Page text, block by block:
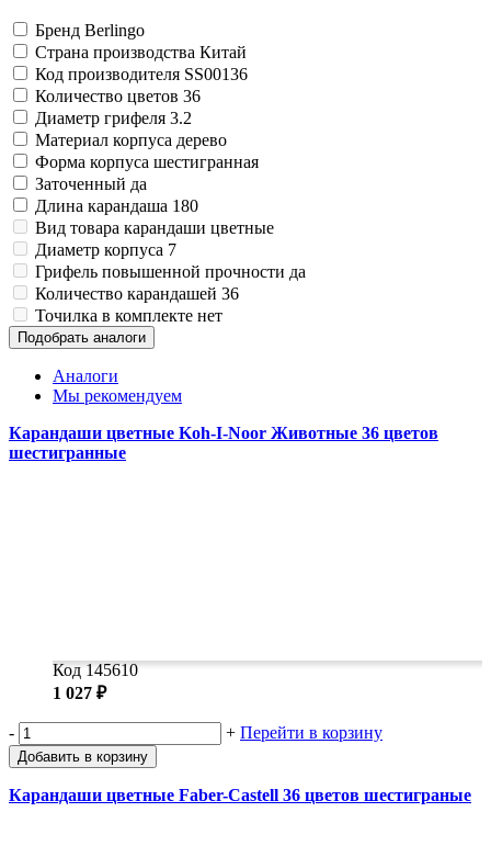
Бренд Berlingo
Страна производства Китай
Код производителя SS00136
Количество цветов 36
Диаметр грифеля 3.2
Материал корпуса дерево
Форма корпуса шестигранная
Заточенный да
Длина карандаша 180
Вид товара карандаши цветные
Диаметр корпуса 7
Грифель повышенной прочности да
Количество карандашей 36
Точилка в комплекте нет
Подобрать аналоги
Аналоги
Мы рекомендуем
Карандаши цветные Koh-I-Noor Животные 36 цветов
шестигранные
Код 145610
1 027 ₽
- + Перейти в корзину
Добавить в корзину
Карандаши цветные Faber-Castell 36 цветов шестиграные